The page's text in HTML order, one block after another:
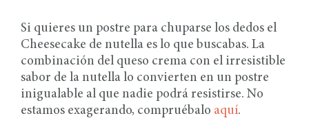
Si quieres un postre para chuparse los dedos el
Cheesecake de nutella es lo que buscabas. La
combinación del queso crema con el irresistible
sabor de la nutella lo convierten en un postre
inigualable al que nadie podrá resistirse. No
estamos exagerando, compruébalo aquí.